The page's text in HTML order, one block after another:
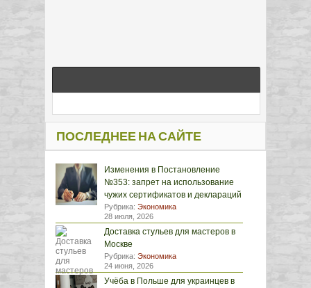
ПОСЛЕДНЕЕ НА САЙТЕ
Изменения в Постановление
№353: запрет на использование
чужих сертификатов и деклараций
Рубрика: Экономика
28 июля, 2026
Доставка стульев для мастеров в
Москве
Рубрика: Экономика
24 июня, 2026
Учёба в Польше для украинцев в